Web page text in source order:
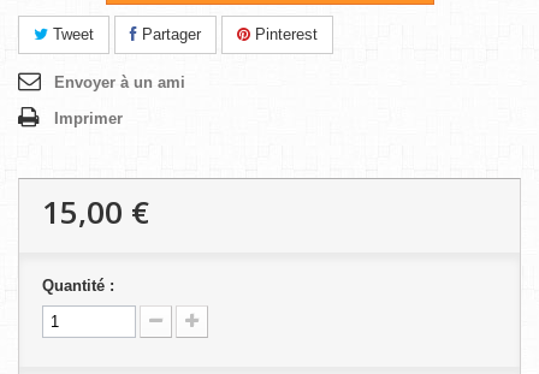
Tweet Partager Pinterest
Envoyer à un ami
Imprimer
15,00 €
Quantité :